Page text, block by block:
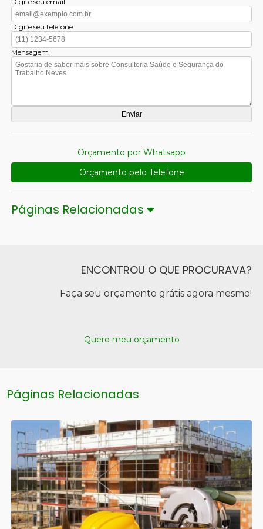
Digite seu telefone
Mensagem
Orçamento por Whatsapp
Orçamento pelo Telefone
Páginas Relacionadas
ENCONTROU O QUE PROCURAVA?
Faça seu orçamento grátis agora mesmo!
Quero meu orçamento
Páginas Relacionadas